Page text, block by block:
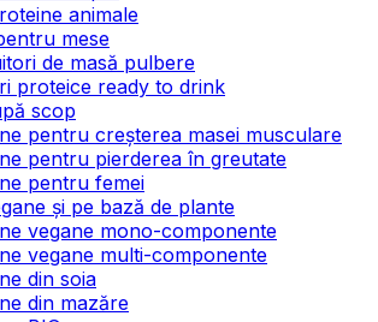
animale
mese
de masă pulbere
proteice ready to drink
scop
pentru creșterea masei musculare
pentru pierderea în greutate
pentru femei
și pe bază de plante
vegane mono-componente
vegane multi-componente
din soia
din mazăre